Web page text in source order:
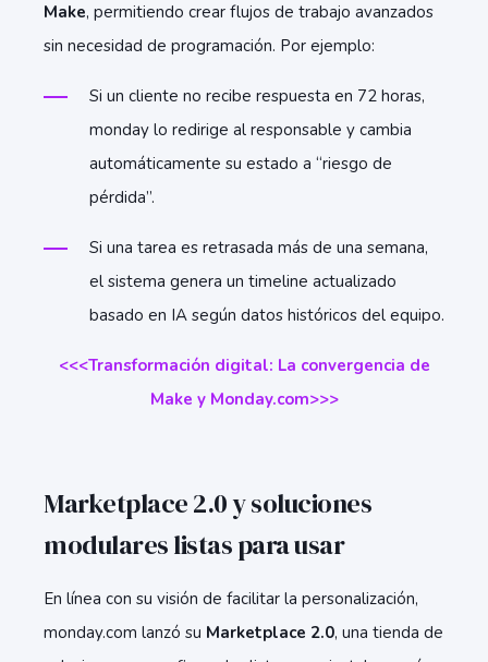
Make, permitiendo crear flujos de trabajo avanzados
sin necesidad de programación. Por ejemplo:
Si un cliente no recibe respuesta en 72 horas,
monday lo redirige al responsable y cambia
automáticamente su estado a “riesgo de
pérdida”.
Si una tarea es retrasada más de una semana,
el sistema genera un timeline actualizado
basado en IA según datos históricos del equipo.
<<<Transformación digital: La convergencia de
Make y Monday.com>>>
Marketplace 2.0 y soluciones
modulares listas para usar
En línea con su visión de facilitar la personalización,
monday.com lanzó su Marketplace 2.0, una tienda de